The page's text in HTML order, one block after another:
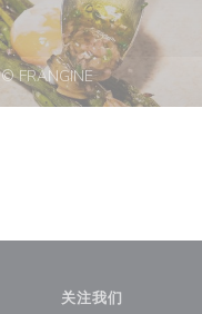
© FRANGINE
关注我们